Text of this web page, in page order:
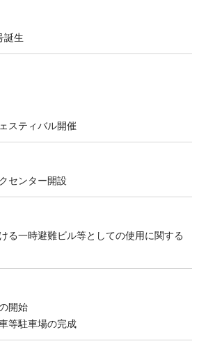
誕生
スティバル開催
センター開設
る一時避難ビル等としての使用に関する
開始
等駐車場の完成